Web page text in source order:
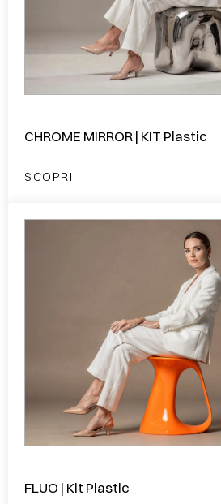
CHROME MIRROR | KIT Plastic
SCOPRI
FLUO | Kit Plastic